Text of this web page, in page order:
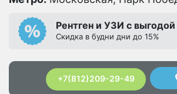
Рентген и УЗИ с выгодой
Скидка в будни дни до 15%
+7(812)209-29-49